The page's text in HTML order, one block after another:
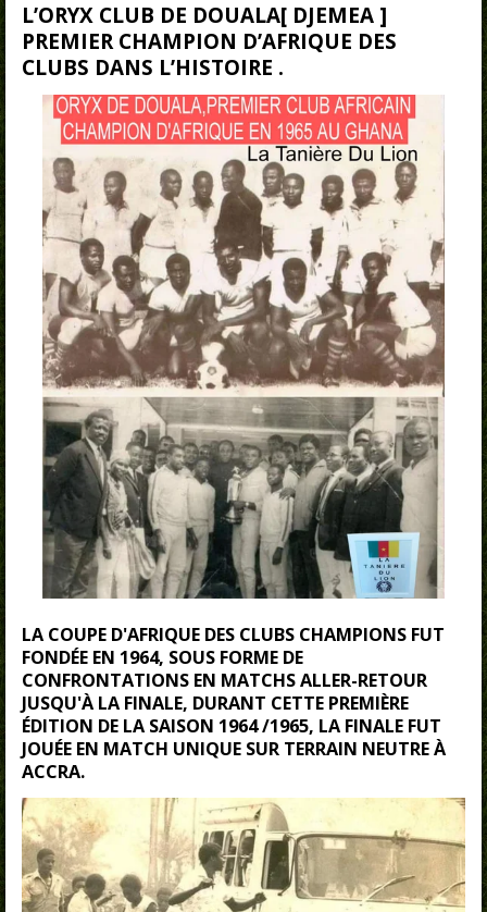
L’ORYX CLUB DE DOUALA[ DJEMEA ]
PREMIER CHAMPION D’AFRIQUE DES
CLUBS DANS L’HISTOIRE .
LA COUPE D'AFRIQUE DES CLUBS CHAMPIONS FUT
FONDÉE EN 1964, SOUS FORME DE
CONFRONTATIONS EN MATCHS ALLER-RETOUR
JUSQU'À LA FINALE, DURANT CETTE PREMIÈRE
ÉDITION DE LA SAISON 1964 /1965, LA FINALE FUT
JOUÉE EN MATCH UNIQUE SUR TERRAIN NEUTRE À
ACCRA.